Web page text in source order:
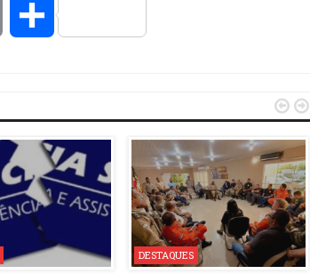
Copy Compartilhar
DESTAQUES
 